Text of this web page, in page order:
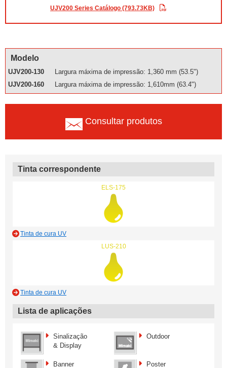
UJV200 Series Catálogo (793.73KB)
Modelo
UJV200-130
Largura máxima de impressão: 1,360 mm (53.5")
UJV200-160
Largura máxima de impressão: 1,610mm (63.4")
Consultar produtos
Tinta correspondente
ELS-175
Tinta de cura UV
LUS-210
Tinta de cura UV
Lista de aplicações
Sinalização
& Display
Outdoor
Banner Poster